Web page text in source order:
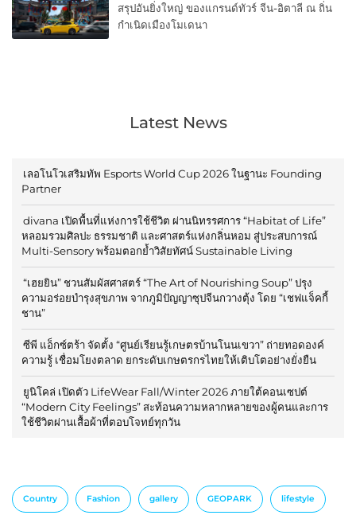
สรุปอันยิ่งใหญ่ ของแกรนด์ทัวร์ จีน-อิตาลี ณ ถิ่น
กำเนิดเมืองโมเดนา
Latest News
เลอโนโวเสริมทัพ Esports World Cup 2026 ในฐานะ Founding
Partner
divana เปิดพื้นที่แห่งการใช้ชีวิต ผ่านนิทรรศการ “Habitat of Life”
หลอมรวมศิลปะ ธรรมชาติ และศาสตร์แห่งกลิ่นหอม สู่ประสบการณ์
Multi-Sensory พร้อมตอกย้ำวิสัยทัศน์ Sustainable Living
“เฮยยิน” ชวนสัมผัสศาสตร์ “The Art of Nourishing Soup” ปรุง
ความอร่อยบำรุงสุขภาพ จากภูมิปัญญาซุปจีนกวางตุ้ง โดย “เชฟแจ็คกี้
ชาน”
ซีพี แอ็กซ์ตร้า จัดตั้ง “ศูนย์เรียนรู้เกษตรบ้านโนนเขวา” ถ่ายทอดองค์
ความรู้ เชื่อมโยงตลาด ยกระดับเกษตรกรไทยให้เติบโตอย่างยั่งยืน
ยูนิโคล่ เปิดตัว LifeWear Fall/Winter 2026 ภายใต้คอนเซปต์
“Modern City Feelings” สะท้อนความหลากหลายของผู้คนและการ
ใช้ชีวิตผ่านเสื้อผ้าที่ตอบโจทย์ทุกวัน
Country Fashion gallery GEOPARK lifestyle